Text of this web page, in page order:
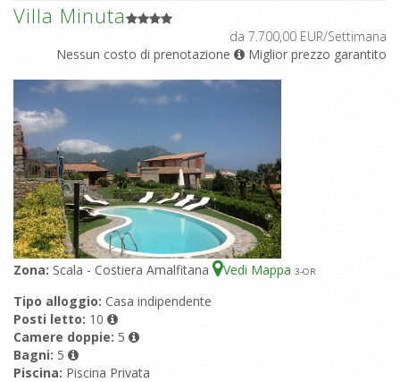
Villa Minuta
da 7.700,00 EUR/Settimana
Nessun costo di prenotazione
Miglior prezzo garantito
Zona: Scala - Costiera Amalfitana Vedi Mappa 3-OR
Tipo alloggio: Casa indipendente
Posti letto: 10
Camere doppie: 5
Bagni: 5
Piscina: Piscina Privata